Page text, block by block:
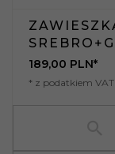
189,00 PLN*
* z podatkiem VAT